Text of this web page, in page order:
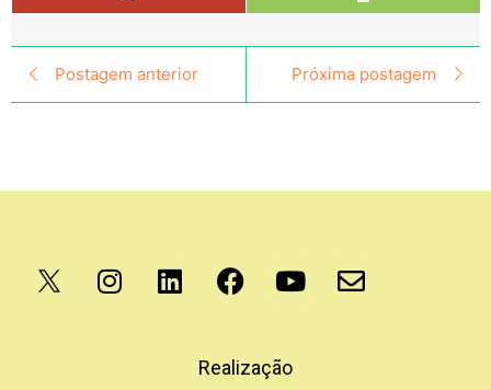
Postagem anterior Próxima postagem
Realização